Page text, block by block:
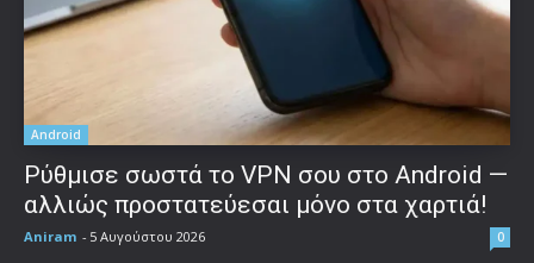
Android
Ρύθμισε σωστά το VPN σου στο Android —
αλλιώς προστατεύεσαι μόνο στα χαρτιά!
Aniram - 5 Αυγούστου 2026 0